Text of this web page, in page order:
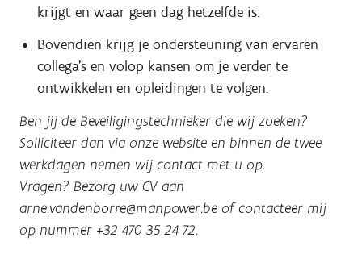
krijgt en waar geen dag hetzelfde is.
Bovendien krijg je ondersteuning van ervaren
collega's en volop kansen om je verder te
ontwikkelen en opleidingen te volgen.
Ben jij de Beveiligingstechnieker die wij zoeken?
Solliciteer dan via onze website en binnen de twee
werkdagen nemen wij contact met u op.
Vragen? Bezorg uw CV aan
arne.vandenborre@manpower.be of contacteer mij
op nummer +32 470 35 24 72.